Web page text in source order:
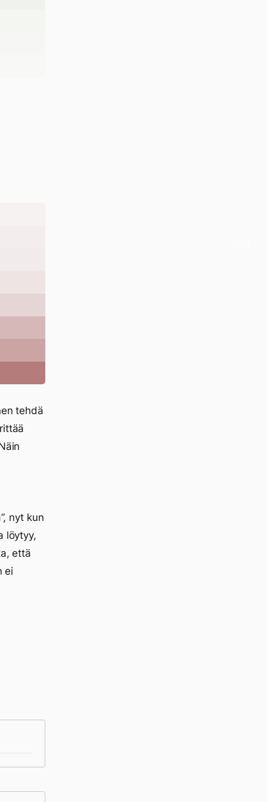
tehdä
nyt kun
löytyy,
että
ei